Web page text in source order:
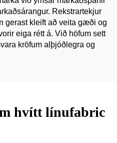
Rekstrartekjur
gerast kleift að veita gæði og
eiga rétt á. Við höfum sett
kröfum alþjóðlegra og
hvítt línufabric